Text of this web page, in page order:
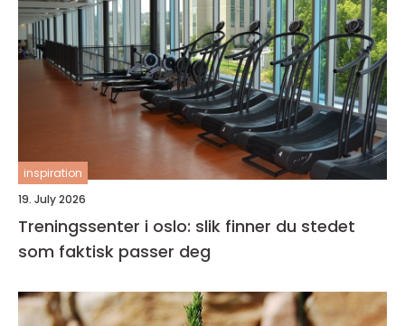
inspiration
19. July 2026
Treningssenter i oslo: slik finner du stedet
som faktisk passer deg